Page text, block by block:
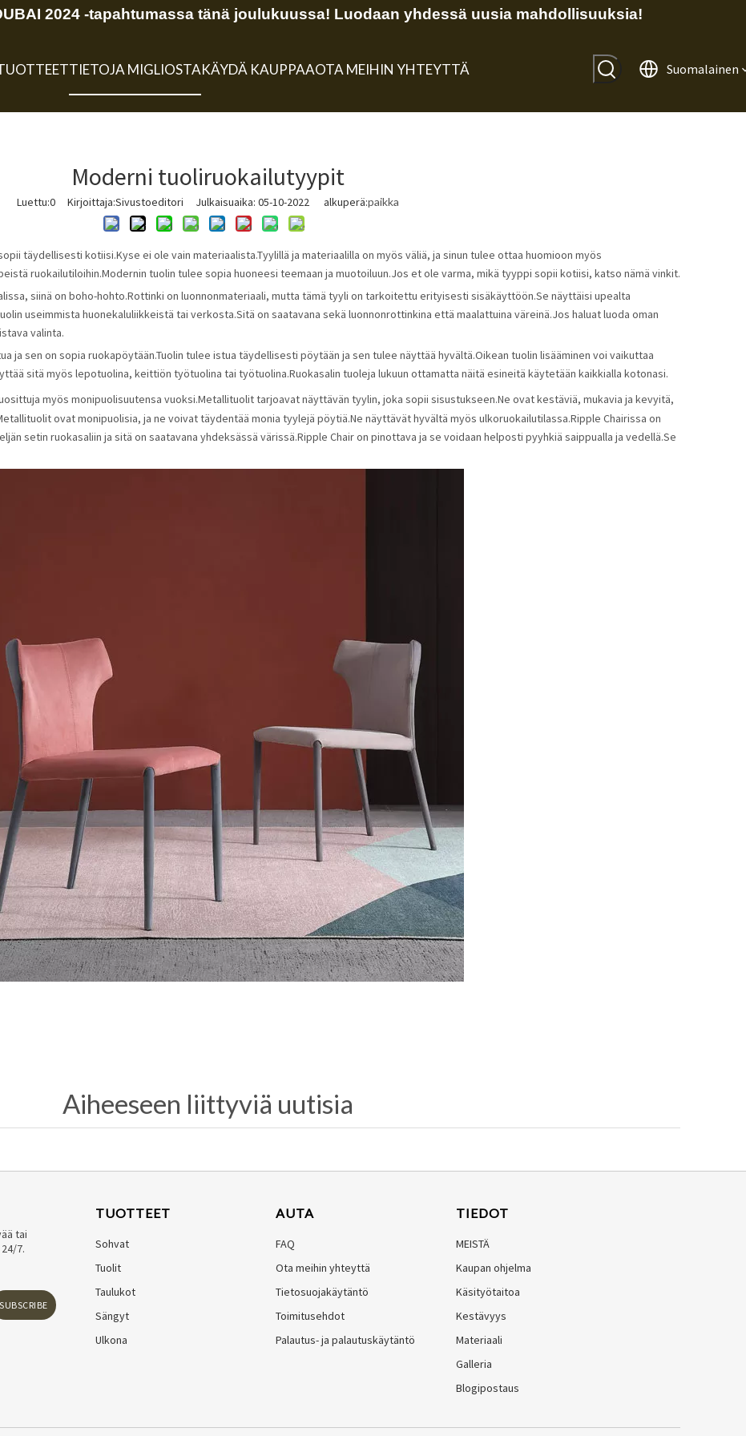
2024 -tapahtumassa tänä joulukuussa! Luodaan yhdessä uusia mahdollisuuksia!
TIETOJA MIGLIOSTAKÄYDÄ KAUPPAAOTA MEIHIN YHTEYTTÄ Suomalainen
Moderni tuoliruokailutyypit
Luettu:0Kirjoittaja:Sivustoeditori Julkaisuaika: 05-10-2022 alkuperä:paikka
täydellisesti kotiisi.Kyse ei ole vain materiaalista.Tyylillä ja materiaalilla on myös väliä, ja sinun tulee ottaa huomioon myös
ruokailutiloihin.Modernin tuolin tulee sopia huoneesi teemaan ja muotoiluun.Jos et ole varma, mikä tyyppi sopii kotiisi, katso nämä vinkit.
siinä on boho-hohto.Rottinki on luonnonmateriaali, mutta tämä tyyli on tarkoitettu erityisesti sisäkäyttöön.Se näyttäisi upealta
useimmista huonekaluliikkeistä tai verkosta.Sitä on saatavana sekä luonnonrottinkina että maalattuina väreinä.Jos haluat luoda oman
valinta.
ja sen on sopia ruokapöytään.Tuolin tulee istua täydellisesti pöytään ja sen tulee näyttää hyvältä.Oikean tuolin lisääminen voi vaikuttaa
sitä myös lepotuolina, keittiön työtuolina tai työtuolina.Ruokasalin tuoleja lukuun ottamatta näitä esineitä käytetään kaikkialla kotonasi.
myös monipuolisuutensa vuoksi.Metallituolit tarjoavat näyttävän tyylin, joka sopii sisustukseen.Ne ovat kestäviä, mukavia ja kevyitä,
ovat monipuolisia, ja ne voivat täydentää monia tyylejä pöytiä.Ne näyttävät hyvältä myös ulkoruokailutilassa.Ripple Chairissa on
setin ruokasaliin ja sitä on saatavana yhdeksässä värissä.Ripple Chair on pinottava ja se voidaan helposti pyyhkiä saippualla ja vedellä.Se
Aiheeseen liittyviä uutisia
tai
7.
SUBSCRIBE
TUOTTEET
Sohvat
Tuolit
Taulukot
Sängyt
Ulkona
AUTA
FAQ
Ota meihin yhteyttä
Tietosuojakäytäntö
Toimitusehdot
Palautus- ja palautuskäytäntö
TIEDOT
MEISTÄ
Kaupan ohjelma
Käsityötaitoa
Kestävyys
Materiaali
Galleria
Blogipostaus